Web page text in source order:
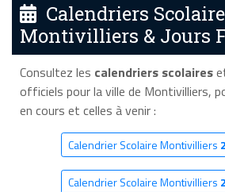
Calendriers
Montivilliers & Jours
Consultez les calendriers scolaires
officiels pour la ville de Montivilliers,
en cours et celles à venir :
Calendrier Scolaire Montivilliers
Calendrier Scolaire Montivilliers